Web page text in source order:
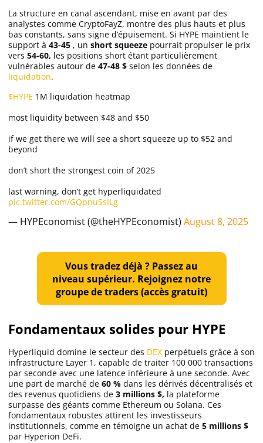
Meilleures plateformes
Meilleurs wallets
La structure en canal ascendant, mise en avant par des
analystes comme CryptoFayZ, montre des plus hauts et plus
bas constants, sans signe d’épuisement. Si HYPE maintient le
support à 43-45 , un short squeeze pourrait propulser le prix
vers 54-60, les positions short étant particulièrement
vulnérables autour de 47-48 $ selon les données de
liquidation.
$HYPE 1M liquidation heatmap
most liquidity between $48 and $50
if we get there we will see a short squeeze up to $52 and
beyond
don’t short the strongest coin of 2025
last warning, don’t get hyperliquidated
pic.twitter.com/GQpnuSsILg
— HYPEconomist (@theHYPEconomist) August 8, 2025
Vous tradez déjà ? Passez au
niveau supérieur. Rejoignez notre
groupe de traders (accès gratuit)
Fondamentaux solides pour HYPE
Hyperliquid domine le secteur des DEX perpétuels grâce à son
infrastructure Layer 1, capable de traiter 100 000 transactions
par seconde avec une latence inférieure à une seconde. Avec
une part de marché de 60 % dans les dérivés décentralisés et
des revenus quotidiens de 3 millions $, la plateforme
surpasse des géants comme Ethereum ou Solana. Ces
fondamentaux robustes attirent les investisseurs
institutionnels, comme en témoigne un achat de 5 millions $
par Hyperion DeFi.